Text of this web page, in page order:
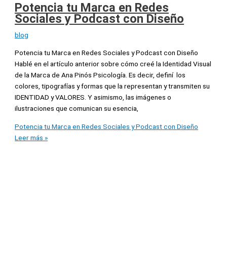
Potencia tu Marca en Redes
Sociales y Podcast con Diseño
blog
Potencia tu Marca en Redes Sociales y Podcast con Diseño
Hablé en el artículo anterior sobre cómo creé la Identidad Visual
de la Marca de Ana Pinós Psicología. Es decir, definí los
colores, tipografías y formas que la representan y transmiten su
IDENTIDAD y VALORES. Y asimismo, las imágenes o
ilustraciones que comunican su esencia,
Potencia tu Marca en Redes Sociales y Podcast con Diseño
Leer más »